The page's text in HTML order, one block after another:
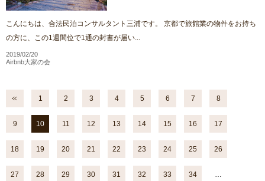
こんにちは、合法民泊コンサルタント三浦です。 京都で旅館業の物件をお持ち
の方に、この1週間位で1通の封書が届い...
2019/02/20
Airbnb大家の会
1 2 3 4 5 6 7 8
9 10 11 12 13 14 15 16 17
18 19 20 21 22 23 24 25 26
27 28 29 30 31 32 33 34